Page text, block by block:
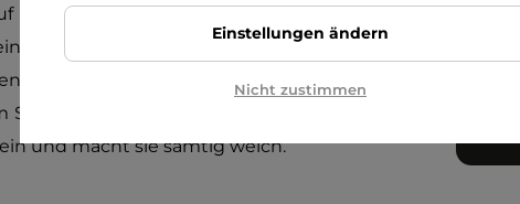
Sie gerade Lust haben - vom sanften
Und wenn Sie noch einen Schritt
Sie die Massage mit Ihrer
kombinieren. Durch die
und macht sie samtig weich.
Einstellungen ändern
Nicht zustimmen